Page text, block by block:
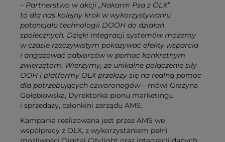
– Partnerstwo w akcji „Nakarm Psa z OLX”
to dla nas kolejny krok w wykorzystywaniu
potencjału technologii DOOH do działań
społecznych. Dzięki integracji systemów możemy
w czasie rzeczywistym pokazywać efekty wsparcia
i angażować odbiorców w pomoc konkretnym
zwierzętom. Wierzymy, że unikalne połączenie siły
OOH i platformy OLX przełoży się na realną pomoc
dla potrzebujących czworonogów– mówi Grażyna
Gołębiowska, Dyrektorka pionu marketingu
i sprzedaży, członkini zarządu AMS.
Kampania realizowana jest przez AMS we
współpracy z OLX, z wykorzystaniem pełni